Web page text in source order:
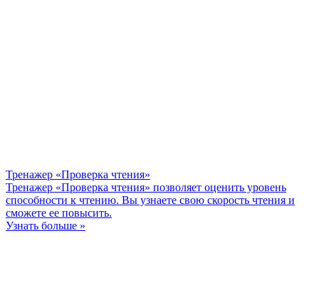
Тренажер «Проверка чтения»
Тренажер «Проверка чтения» позволяет оценить уровень
способности к чтению. Вы узнаете свою скорость чтения и
сможете ее повысить.
Узнать больше »